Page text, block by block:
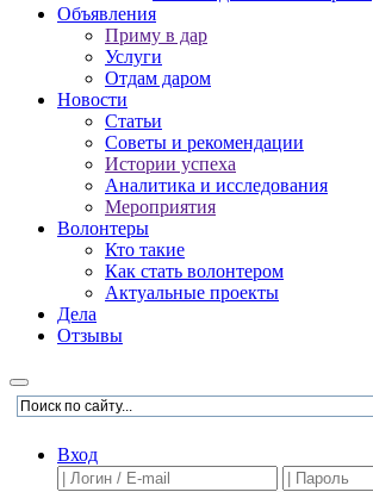
Объявления
Приму в дар
Услуги
Отдам даром
Новости
Статьи
Советы и рекомендации
Истории успеха
Аналитика и исследования
Мероприятия
Волонтеры
Кто такие
Как стать волонтером
Актуальные проекты
Дела
Отзывы
Вход